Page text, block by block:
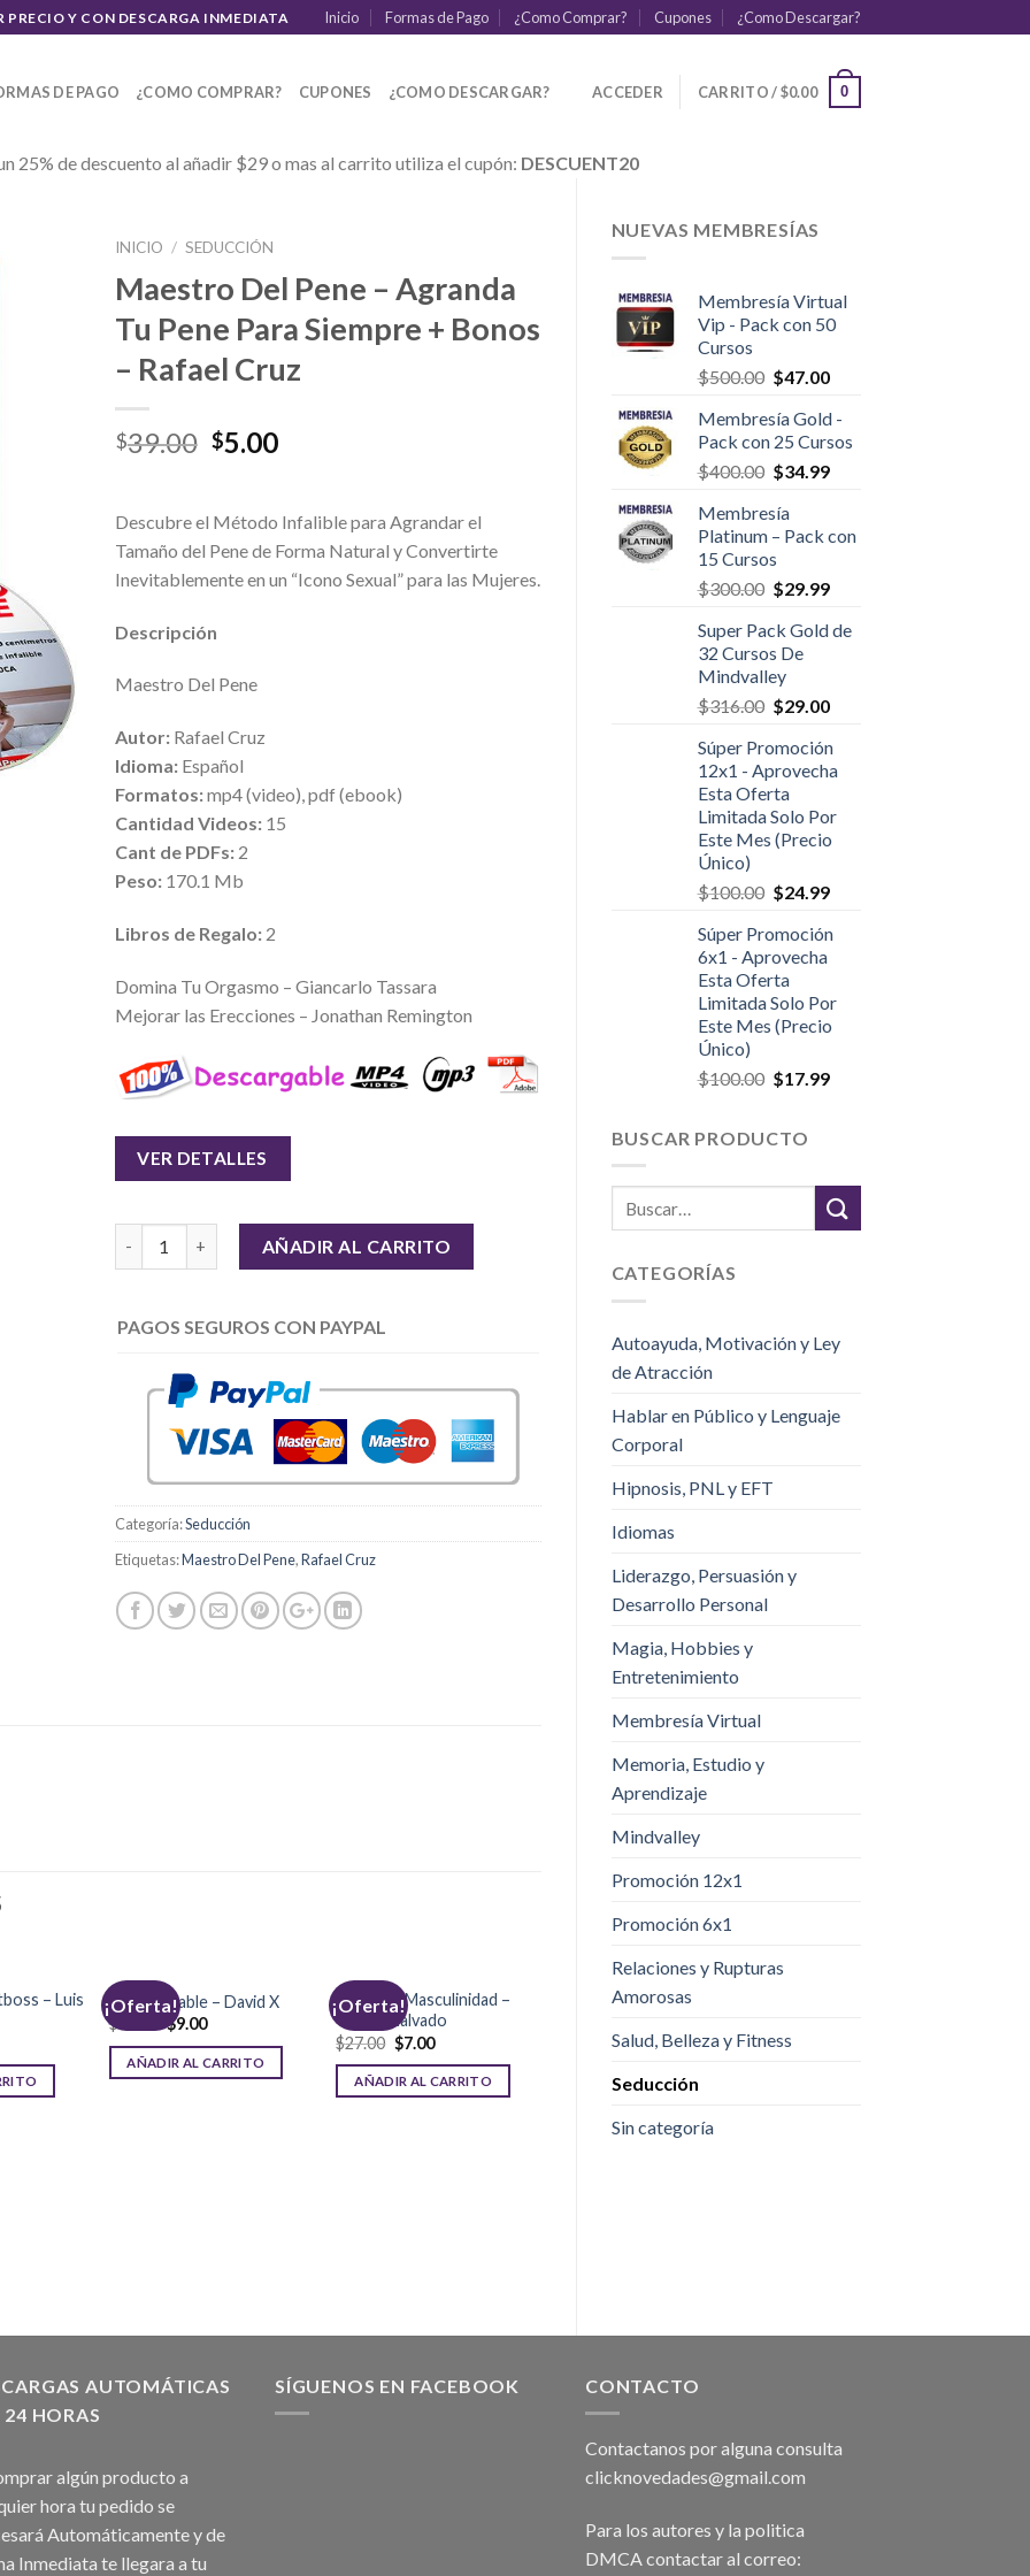
PRECIO Y CON DESCARGA INMEDIATA Inicio Formas de Pago ¿Como Comprar? Cupones ¿Como Descargar?
DE PAGO ¿COMO COMPRAR? CUPONES ¿COMO DESCARGAR? ACCEDER CARRITO /$0.00 0
25% de descuento al añadir $29 o mas al carrito utiliza el cupón: DESCUENT20
NUEVAS MEMBRESÍAS
Membresía Virtual
Vip - Pack con 50
Cursos
$500.00 $47.00
Membresía Gold -
Pack con 25 Cursos
$400.00 $34.99
Membresía
Platinum – Pack con
15 Cursos
$300.00 $29.99
Super Pack Gold de
32 Cursos De
Mindvalley
$316.00 $29.00
Súper Promoción
12x1 - Aprovecha
Esta Oferta
Limitada Solo Por
Este Mes (Precio
Único)
$100.00 $24.99
Súper Promoción
6x1 - Aprovecha
Esta Oferta
Limitada Solo Por
Este Mes (Precio
Único)
$100.00 $17.99
BUSCAR PRODUCTO
CATEGORÍAS
Autoayuda, Motivación y Ley
de Atracción
Hablar en Público y Lenguaje
Corporal
Hipnosis, PNL y EFT
Idiomas
Liderazgo, Persuasión y
Desarrollo Personal
Magia, Hobbies y
Entretenimiento
Membresía Virtual
Memoria, Estudio y
Aprendizaje
Mindvalley
Promoción 12x1
Promoción 6x1
Relaciones y Rupturas
Amorosas
Salud, Belleza y Fitness
Seducción
Sin categoría
INICIO / SEDUCCIÓN
Maestro Del Pene – Agranda
Tu Pene Para Siempre + Bonos
– Rafael Cruz
$39.00 $5.00
Descubre el Método Infalible para Agrandar el
Tamaño del Pene de Forma Natural y Convertirte
Inevitablemente en un “Icono Sexual” para las Mujeres.
Descripción
Maestro Del Pene
Autor:Rafael Cruz
Idioma:Español
Formatos:mp4 (video), pdf (ebook)
Cantidad Videos:15
Cant de PDFs:2
Peso:170.1 Mb
Libros de Regalo:2
Domina Tu Orgasmo – Giancarlo Tassara
Mejorar las Erecciones – Jonathan Remington
VER DETALLES
AÑADIR AL CARRITO
PAGOS SEGUROS CON PAYPAL
Categoría:Seducción
Etiquetas:Maestro Del Pene,Rafael Cruz
– Luis
¡Oferta!
Sé Implacable – David X
$
$9.00
AÑADIR AL CARRITO
¡Oferta!
La Nueva Masculinidad –
Victor Malvado
$27.00 $7.00
AÑADIR AL CARRITO
AUTOMÁTICAS
24 HORAS
algún producto a
hora tu pedido se
Automáticamente y de
Inmediata te llegara a tu
SÍGUENOS EN FACEBOOK CONTACTO
Contactanos por alguna consulta
clicknovedades@gmail.com
Para los autores y la politica
DMCA contactar al correo: